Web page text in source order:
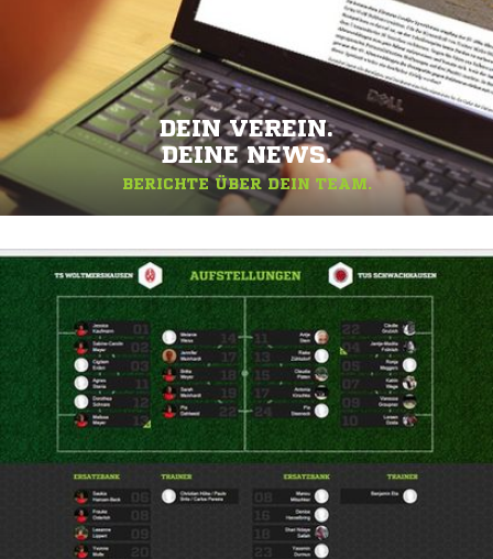
DEIN VEREIN.
DEINE NEWS.
BERICHTE ÜBER DEIN TEAM.